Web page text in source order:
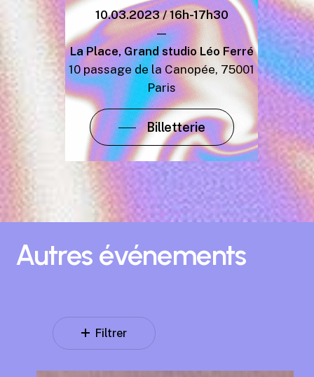
10.03.2023 / 16h-17h30
—
La Place, Grand studio Léo Ferré
10 passage de la Canopée, 75001
Paris
Billetterie
Autres événements
Filtrer